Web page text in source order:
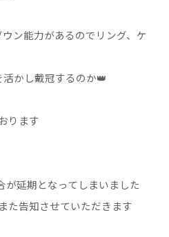
ン能力があるのでリング、ケ
かし戴冠するのか👑
ります
延期となってしまいました
た告知させていただきます